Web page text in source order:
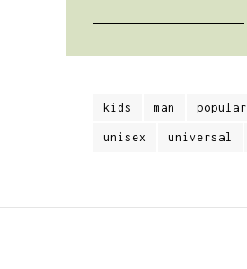
kids man popular
unisex universal